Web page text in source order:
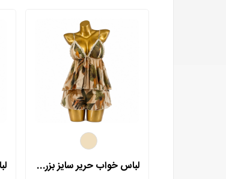
لباس خواب حریر سایز بزرگ لورنزا مدل 27981